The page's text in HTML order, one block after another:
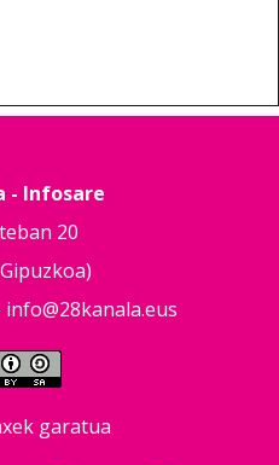
- Infosare
20
info@28kanala.eus
garatua